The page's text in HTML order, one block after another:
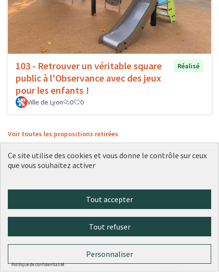
103 - Retrouver un véritable square
public à l'Observance avec des jeux
pour les enfants !
Réalisé
Ville de Lyon 0 0
Voir toutes les propositions retirées
(Lien externe)
(Lien externe)
(Lien externe)
(Lien externe)
(Lien externe)
(Lien externe)Open Source Politics
(Lien externe)
grâce au
(Lien externe)
Licence
(Lien
Ce site utilise des cookies et vous donne le contrôle sur ceux
que vous souhaitez activer
Tout accepter
Tout refuser
Personnaliser
Politique de confidentialité